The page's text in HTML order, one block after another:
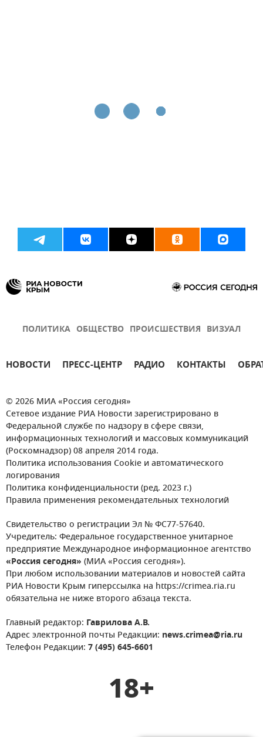
ПОЛИТИКА ОБЩЕСТВО ПРОИСШЕСТВИЯ ВИЗУАЛ
НОВОСТИ ПРЕСС-ЦЕНТР РАДИО КОНТАКТЫ
© 2026 МИА «Россия сегодня»
Сетевое издание РИА Новости зарегистрировано в
Федеральной службе по надзору в сфере связи,
информационных технологий и массовых коммуникаций
(Роскомнадзор) 08 апреля 2014 года.
Политика использования Cookie и автоматического
логирования
Политика конфиденциальности (ред. 2023 г.)
Правила применения рекомендательных технологий
Свидетельство о регистрации Эл № ФС77-57640.
Учредитель: Федеральное государственное унитарное
предприятие Международное информационное агентство
«Россия сегодня» (МИА «Россия сегодня»).
При любом использовании материалов и новостей сайта
РИА Новости Крым гиперссылка на https://crimea.ria.ru
обязательна не ниже второго абзаца текста.
Главный редактор: Гаврилова А.В.
Адрес электронной почты Редакции: news.crimea@ria.ru
Телефон Редакции: 7 (495) 645-6601
18+